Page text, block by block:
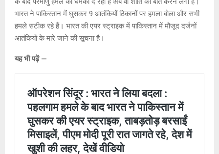
A
p
p
o
o
g
e
n
k
भारत ने पाकिस्तान में घुसकर 9 आतंकियों ठिकानों पर हमला बोला और सभी
हमले सटीक रहे हैं। भारत की एयर स्ट्राइक में पाकिस्तान में मौजूद दर्जनों
आतंकियों के मारे जाने की सूचना है।
यह भी पढ़ें —